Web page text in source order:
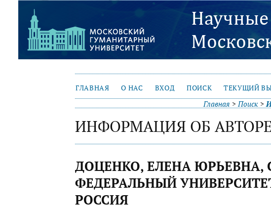
ГЛАВНАЯ О НАС ВХОД ПОИСК ТЕКУЩИЙ
Главная >Поиск >
ИНФОРМАЦИЯ ОБ
ДОЦЕНКО, ЕЛЕНА ЮРЬЕВНА,
ФЕДЕРАЛЬНЫЙ
РОССИЯ